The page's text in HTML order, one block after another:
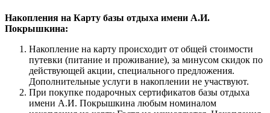
Накопления на Карту базы отдыха имени А.И.
Покрышкина:
Накопление на карту происходит от общей стоимости
путевки (питание и проживание), за минусом скидок по
действующей акции, специального предложения.
Дополнительные услуги в накоплении не участвуют.
При покупке подарочных сертификатов базы отдыха
имени А.И. Покрышкина любым номиналом